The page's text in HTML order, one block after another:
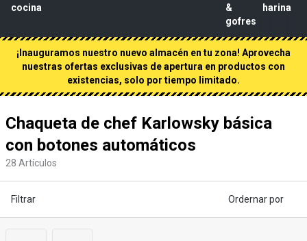
cocina
&
gofres
harina
¡Inauguramos nuestro nuevo almacén en tu zona! Aprovecha
nuestras ofertas exclusivas de apertura en productos con
existencias, solo por tiempo limitado.
Chaqueta de chef Karlowsky básica
con botones automáticos
28 Artículos
Filtrar Ordernar por